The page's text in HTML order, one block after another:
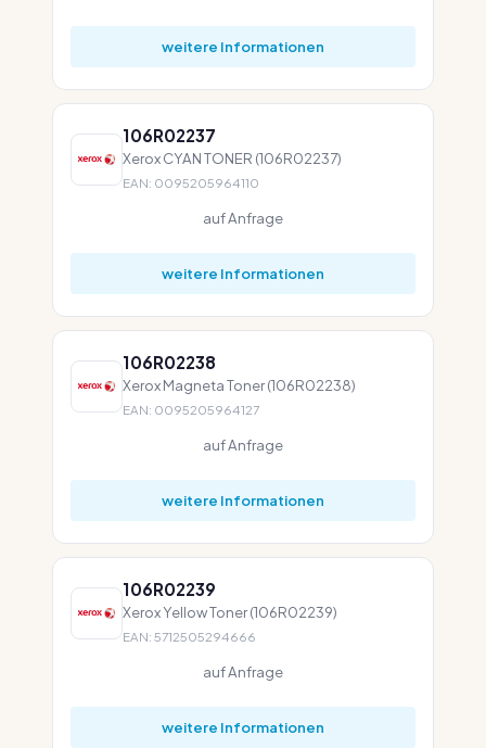
weitere Informationen
106R02237
Xerox CYAN TONER (106R02237)
EAN: 0095205964110
auf Anfrage
weitere Informationen
106R02238
Xerox Magneta Toner (106R02238)
EAN: 0095205964127
auf Anfrage
weitere Informationen
106R02239
Xerox Yellow Toner (106R02239)
EAN: 5712505294666
auf Anfrage
weitere Informationen